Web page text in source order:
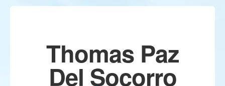
Thomas Paz
Del Socorro